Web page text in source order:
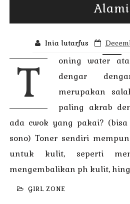
Alami
Inia lutarfus
T
oning water
dengar
merupakan
paling akrab
ada cwok yang pakai?
sono) Toner sendiri
untuk kulit, seperti
mengembalikan ph kulit,
GIRL ZONE